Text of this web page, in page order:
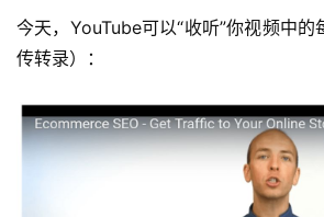
今天，YouTube可以“收听”你视频中的
传转录）：